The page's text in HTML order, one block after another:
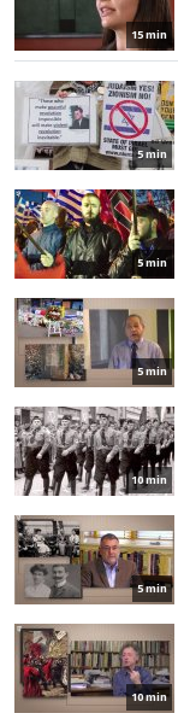
15 min
5 min
5 min
5 min
10 min
5 min
10 min